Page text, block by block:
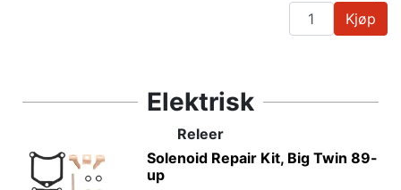
Kjøp
Elektrisk
Releer
Solenoid Repair Kit, Big Twin 89-
up